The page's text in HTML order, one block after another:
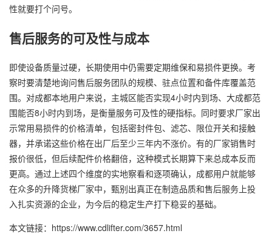
性就要打个问号。
售后服务的可及性与成本
即使设备质量过硬，长期使用中仍需要定期维保和易损件更换。考
察时要清楚地询问售后服务团队的规模、驻点位置和备件库覆盖范
围。对成都本地用户来说，主城区能否实现4小时内到场、大成都范
围能否8小时内到场，是衡量服务可及性的硬指标。同时要求厂家出
示常用易损件的价格清单，包括密封件包、滤芯、限位开关和接触
器，并承诺这些价格在出厂后至少三年内不涨价。有的厂家销售时
报价很低，但后续配件价格翻倍，这种模式长期算下来总成本反而
更高。通过上述四个维度的实地察看和逐项确认，成都用户就能够
在众多的升降货梯厂家中，甄别出真正在制造品质和售后服务上投
入扎实资源的企业，为今后的稳定生产打下稳妥的基础。
本文链接：https://www.cdlifter.com/3657.html